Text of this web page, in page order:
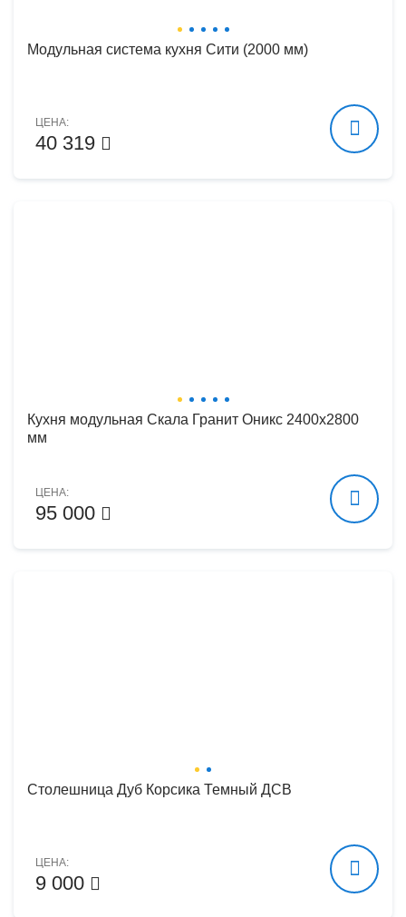
Модульная система кухня Сити (2000 мм)
ЦЕНА:
40 319
Кухня модульная Скала Гранит Оникс 2400х2800
мм
ЦЕНА:
95 000
Столешница Дуб Корсика Темный ДСВ
ЦЕНА:
9 000